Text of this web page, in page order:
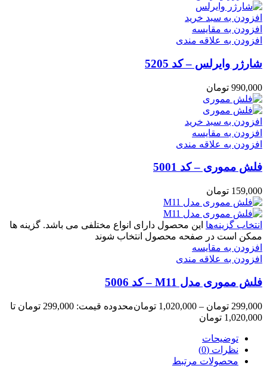
افزودن به سبد خرید
افزودن به مقایسه
افزودن به علاقه مندی
شارژر وایرلس – کد 5205
990,000 تومان
افزودن به سبد خرید
افزودن به مقایسه
افزودن به علاقه مندی
فلش مموری – کد 5001
159,000 تومان
انتخاب گزینه‌ها این محصول دارای انواع مختلفی می باشد. گزینه ها
ممکن است در صفحه محصول انتخاب شوند
افزودن به مقایسه
افزودن به علاقه مندی
فلش مموری مدل M11 – کد 5006
299,000 تومان –
1,020,000 تومان
محدوده قیمت: 299,000 تومان تا
1,020,000 تومان
توضیحات
نظرات (0)
محصولات مرتبط